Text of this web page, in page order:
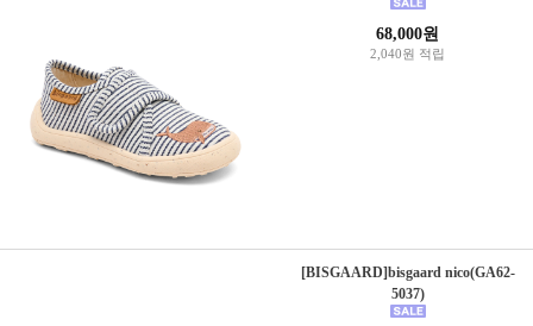
68,000원
2,040원 적립
[BISGAARD]bisgaard nico(GA62-
5037)